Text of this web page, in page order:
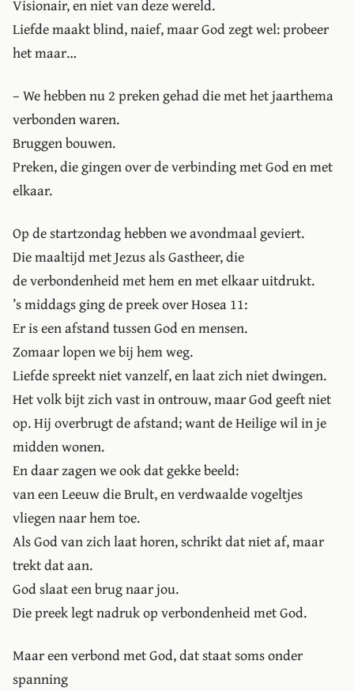
Visionair, en niet van deze wereld.
Liefde maakt blind, naief, maar God zegt wel: probeer
het maar…
– We hebben nu 2 preken gehad die met het jaarthema
verbonden waren.
Bruggen bouwen.
Preken, die gingen over de verbinding met God en met
elkaar.
Op de startzondag hebben we avondmaal geviert.
Die maaltijd met Jezus als Gastheer, die
de verbondenheid met hem en met elkaar uitdrukt.
’s middags ging de preek over Hosea 11:
Er is een afstand tussen God en mensen.
Zomaar lopen we bij hem weg.
Liefde spreekt niet vanzelf, en laat zich niet dwingen.
Het volk bijt zich vast in ontrouw, maar God geeft niet
op. Hij overbrugt de afstand; want de Heilige wil in je
midden wonen.
En daar zagen we ook dat gekke beeld:
van een Leeuw die Brult, en verdwaalde vogeltjes
vliegen naar hem toe.
Als God van zich laat horen, schrikt dat niet af, maar
trekt dat aan.
God slaat een brug naar jou.
Die preek legt nadruk op verbondenheid met God.
Maar een verbond met God, dat staat soms onder
spanning